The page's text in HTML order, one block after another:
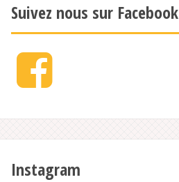
Suivez nous sur Facebook
Facebook
Instagram